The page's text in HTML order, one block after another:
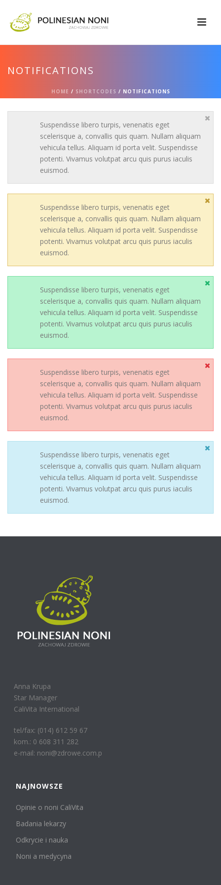
NOTIFICATIONS
HOME / SHORTCODES / NOTIFICATIONS
Suspendisse libero turpis, venenatis eget
scelerisque a, convallis quis quam. Nullam aliquam
vehicula tellus. Aliquam id porta velit. Suspendisse
potenti. Vivamus volutpat arcu quis purus iaculis
euismod.
Suspendisse libero turpis, venenatis eget
scelerisque a, convallis quis quam. Nullam aliquam
vehicula tellus. Aliquam id porta velit. Suspendisse
potenti. Vivamus volutpat arcu quis purus iaculis
euismod.
Suspendisse libero turpis, venenatis eget
scelerisque a, convallis quis quam. Nullam aliquam
vehicula tellus. Aliquam id porta velit. Suspendisse
potenti. Vivamus volutpat arcu quis purus iaculis
euismod.
Suspendisse libero turpis, venenatis eget
scelerisque a, convallis quis quam. Nullam aliquam
vehicula tellus. Aliquam id porta velit. Suspendisse
potenti. Vivamus volutpat arcu quis purus iaculis
euismod.
Suspendisse libero turpis, venenatis eget
scelerisque a, convallis quis quam. Nullam aliquam
vehicula tellus. Aliquam id porta velit. Suspendisse
potenti. Vivamus volutpat arcu quis purus iaculis
euismod.
Anna Krupa
Star Manager
CaliVita International
tel/fax: (014) 612 59 67
kom.: 0 608 311 282
e-mail: noni@zdrowe.com.p
NAJNOWSZE
Opinie o noni CaliVita
Badania lekarzy
Odkrycie i nauka
Noni a medycyna